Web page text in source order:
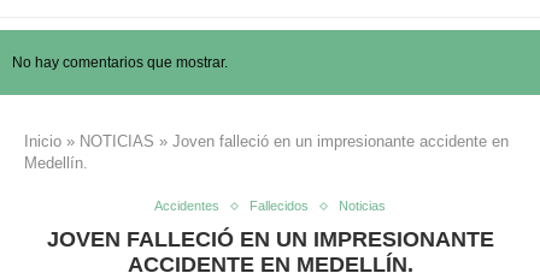
No hay comentarios que mostrar.
Inicio » NOTICIAS » Joven falleció en un impresionante accidente en
Medellín.
Accidentes Fallecidos Noticias
JOVEN FALLECIÓ EN UN IMPRESIONANTE
ACCIDENTE EN MEDELLÍN.